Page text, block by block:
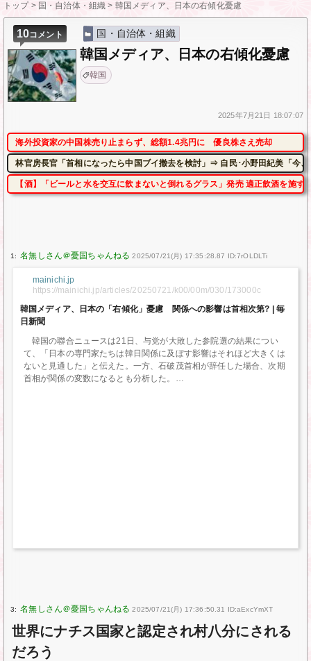
トップ> 国・自治体・組織 > 韓国メディア、日本の右傾化憂慮
10コメント 国・自治体・組織
韓国メディア、日本の右傾化憂慮
韓国
2025年7月21日 18:07:07
海外投資家の中国株売り止まらず、総額1.4兆円に 優良株さえ売却
林官房長官「首相になったら中国ブイ撤去を検討」⇒ 自民･小野田紀美「今
【酒】「ビールと水を交互に飲まないと倒れるグラス」発売 適正飲酒を施す
1: 2025/07/21(月) 17:35:28.87 ID:7rOLDLTi
mainichi.jp
https://mainichi.jp/articles/20250721/k00/00m/030/173000c
韓国メディア、日本の「右傾化」憂慮 関係への影響は首相次第? | 毎
日新聞
韓国の聯合ニュースは21日、与党が大敗した参院選の結果につい
て、「日本の専門家たちは韓日関係に及ぼす影響はそれほど大きくは
ないと見通した」と伝えた。一方、石破茂首相が辞任した場合、次期
首相が関係の変数になるとも分析した。
3: 2025/07/21(月) 17:36:50.31 ID:aExcYmXT
世界にナチス国家と認定され村八分にされる
だろう